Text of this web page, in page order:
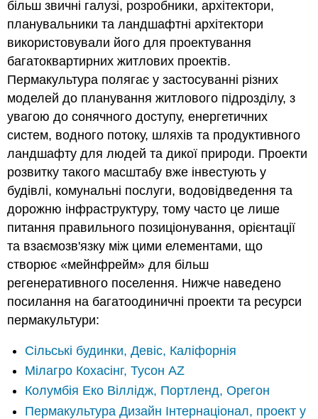
більш звичні галузі, розробники, архітектори,
планувальники та ландшафтні архітектори
використовували його для проектування
багатоквартирних житлових проектів.
Пермакультура полягає у застосуванні різних
моделей до планування житлового підрозділу, з
увагою до сонячного доступу, енергетичних
систем, водного потоку, шляхів та продуктивного
ландшафту для людей та дикої природи. Проекти
розвитку такого масштабу вже інвестують у
будівлі, комунальні послуги, водовідведення та
дорожню інфраструктуру, тому часто це лише
питання правильного позиціонування, орієнтації
та взаємозв'язку між цими елементами, що
створює «мейнфрейм» для більш
регенеративного поселення. Нижче наведено
посилання на багатоодиничні проекти та ресурси
пермакультури:
Сільські будинки, Девіс, Каліфорнія
Мілагро Кохасінг, Тусон AZ
Колумбія Еко Віллідж, Портленд, Орегон
Пермакультура Дизайн Інтернаціонал, проект у